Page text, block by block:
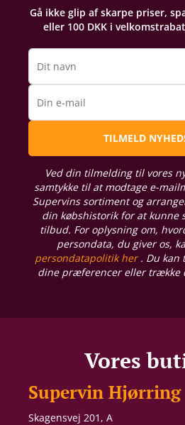
Gå ikke glip af skarpe priser,
eller 100 DKK i
Dit navn
Din e-mail
TILMELD
Ved din tilmelding til vores
samtykke til at modtage e-
Supervins sortiment og
din købshistorik for at kunne
tilbud. For oplysning om,
persondata, du giver os,
persondatapolitik her. Du kan
dine præferencer eller trække
Vores
Supervin Hjørring
Skagensvej 201, A